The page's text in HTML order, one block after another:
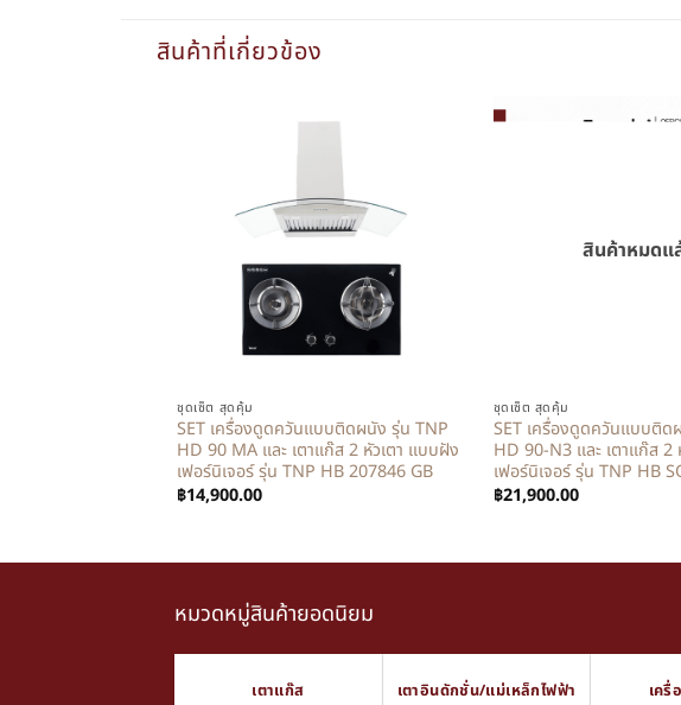
สินค้าที่เกี่ยวข้อง
ชุดเซ็ต สุดคุ้ม
SET เครื่องดูดควันแบบติดผนัง รุ่น TNP
HD 90 MA และ เตาแก๊ส 2 หัวเตา แบบฝัง
เฟอร์นิเจอร์ รุ่น TNP HB 207846 GB
฿14,900.00
สินค้าหมดแ
ชุดเซ็ต สุดคุ้ม
SET เครื่องดูดควันแบบติด
HD 90-N3 และ เตาแก๊ส 2
เฟอร์นิเจอร์ รุ่น TNP HB
฿21,900.00
หมวดหมู่สินค้ายอดนิยม
เตาแก๊ส เตาอินดักชั่น/แม่เหล็กไฟฟ้า เค